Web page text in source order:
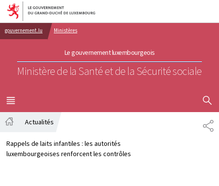
Aller au menu principal
Aller au contenu
gouvernement.lu Ministères
Le gouvernement luxembourgeois
Ministère de la Santé et de la Sécurité sociale
MENU
PRINCIPAL
Actualités
Rappels de laits infantiles : les autorités
luxembourgeoises renforcent les contrôles